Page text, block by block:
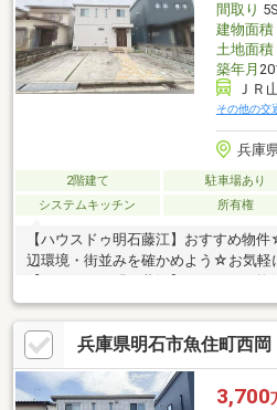
間取り
建物面積
土地面積
築年月
ＪＲ
その他の交
兵庫
2階建て 駐車場あり
システムキッチン
所有権
【ハウスドゥ明石藤江】おすすめ物
辺環境・街並みを確かめよう☆お気軽
【ハウスドゥ明石藤江】はすべての物
な事でもご相談ください全力でお手伝
きます！～お客様のより近くにある安
づくりを展開中～
兵庫県明石市魚住町西
3,700